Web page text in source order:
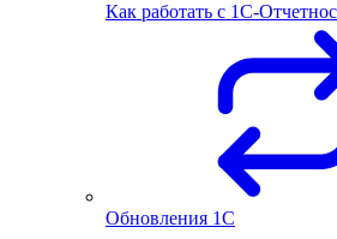
Как работать с
Обновления 1С